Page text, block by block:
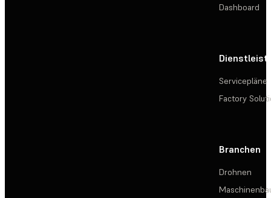
Dashboard
Servicepläne
Factory
Branchen
Drohnen